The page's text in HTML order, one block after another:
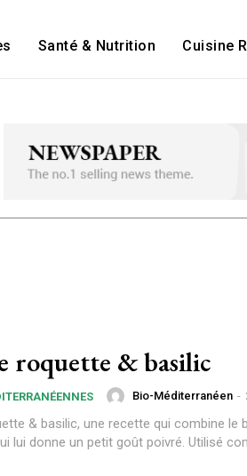
Santé & Nutrition Cuisine
roquette & basilic
Bio-Méditerranéen -
& basilic, une recette qui combine le
lui donne un petit goût poivré. Utilisé